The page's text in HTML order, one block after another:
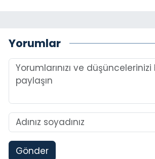
Yorumlar
Gönder